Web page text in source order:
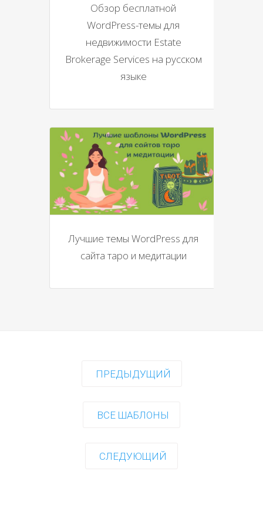
Обзор бесплатной
WordPress-темы для
недвижимости Estate
Brokerage Services на русском
языке
Лучшие темы WordPress для
сайта таро и медитации
ПРЕДЫДУЩИЙ
ВСЕ ШАБЛОНЫ
СЛЕДУЮЩИЙ